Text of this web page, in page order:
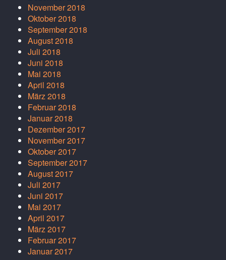
November 2018
Oktober 2018
September 2018
August 2018
Juli 2018
Juni 2018
Mai 2018
April 2018
März 2018
Februar 2018
Januar 2018
Dezember 2017
November 2017
Oktober 2017
September 2017
August 2017
Juli 2017
Juni 2017
Mai 2017
April 2017
März 2017
Februar 2017
Januar 2017